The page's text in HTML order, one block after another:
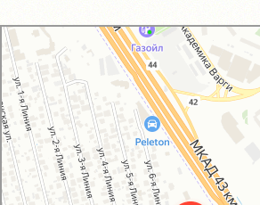
GM-City&VAG-Repair
Автосервис, автотехцентр в Москве
Магазин автозапчастей и автотоваров в Москве